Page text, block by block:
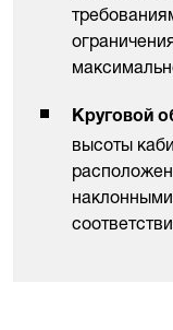
Круговой
высоты